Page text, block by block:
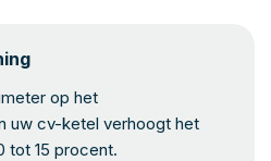
op het
uw cv-ketel verhoogt het
tot 15 procent.